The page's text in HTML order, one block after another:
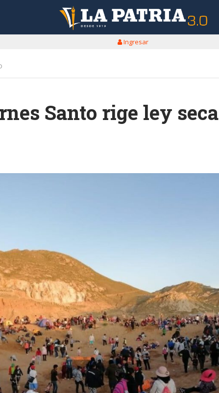
Ingresar
Santo rige ley seca